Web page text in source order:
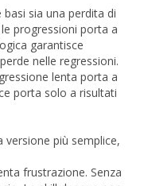
sia una perdita di
progressioni porta a
garantisce
nelle regressioni.
lenta porta a
porta solo a risultati
versione più semplice,
frustrazione. Senza